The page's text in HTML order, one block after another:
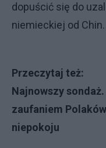
dopuścić się do
niemieckiej od Chin.
Przeczytaj też:
Najnowszy
zaufaniem
niepokoju